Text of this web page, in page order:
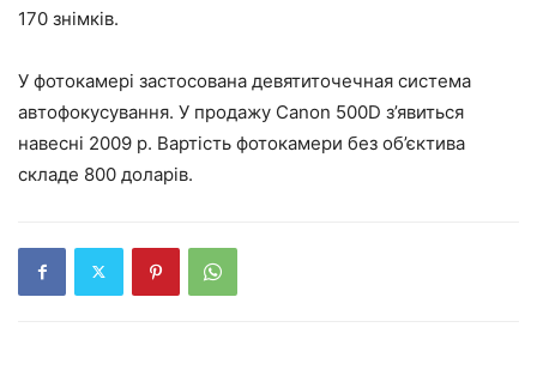
170 знімків.
У фотокамері застосована девятиточечная система
автофокусування. У продажу Canon 500D з’явиться
навесні 2009 р. Вартість фотокамери без об’єктива
складе 800 доларів.